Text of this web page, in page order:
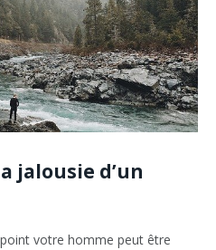
jalousie d’un
votre homme peut être